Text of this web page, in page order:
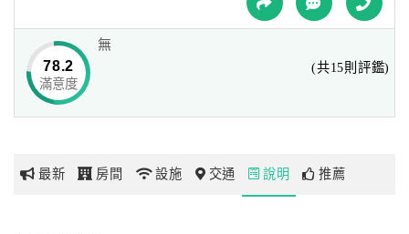
網
玩
78.2
滿意度
無
(共15則評鑑)
最新 房間 設施 交通 說明 推薦